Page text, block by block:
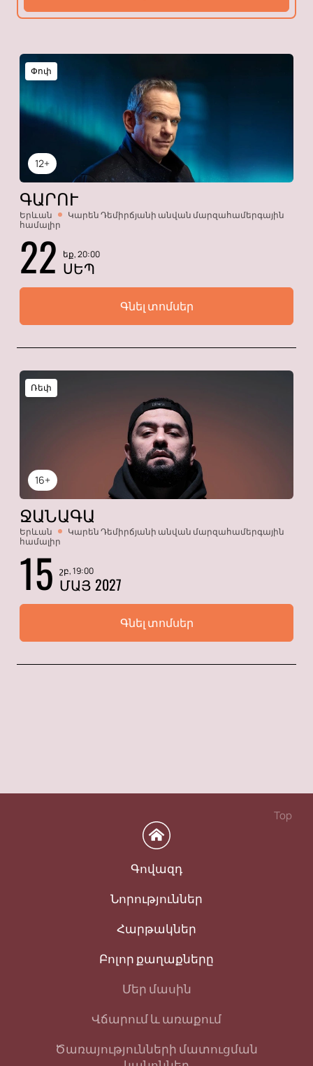
12+
Փոփ
ԳԱՐՈՒ
Երևան
Կարեն Դեմիրճյանի անվան մարզահամերգային
համալիր
22 եք, 20:00
ՍԵՊ
Գնել տոմսեր
16+
Ռեփ
ՋԱՆԱԳԱ
Երևան
Կարեն Դեմիրճյանի անվան մարզահամերգային
համալիր
15 շբ, 19:00
ՄԱՅ 2027
Գնել տոմսեր
Top
Գովազդ
Նորություններ
Հարթակներ
Բոլոր քաղաքները
Մեր մասին
Վճարում և առաքում
Ծառայությունների մատուցման